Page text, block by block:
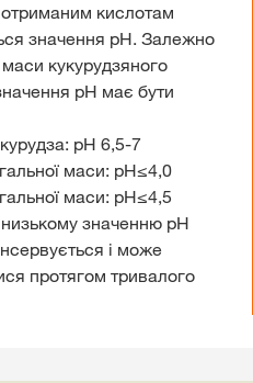
кислотам
значення pH. Залежно
маси кукурудзяного
рН має бути
pH 6,5-7
маси: pH≤4,0
маси: pH≤4,5
значенню pH
і може
протягом тривалого